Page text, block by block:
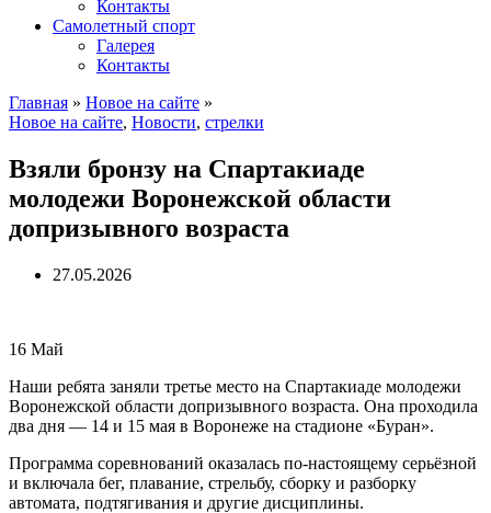
Контакты
Самолетный спорт
Галерея
Контакты
Главная » Новое на сайте »
Новое на сайте, Новости, стрелки
Взяли бронзу на Спартакиаде
молодежи Воронежской области
допризывного возраста
27.05.2026
16 Май
Наши ребята заняли третье место на Спартакиаде молодежи
Воронежской области допризывного возраста. Она проходила
два дня — 14 и 15 мая в Воронеже на стадионе «Буран».
Программа соревнований оказалась по-настоящему серьёзной
и включала бег, плавание, стрельбу, сборку и разборку
автомата, подтягивания и другие дисциплины.